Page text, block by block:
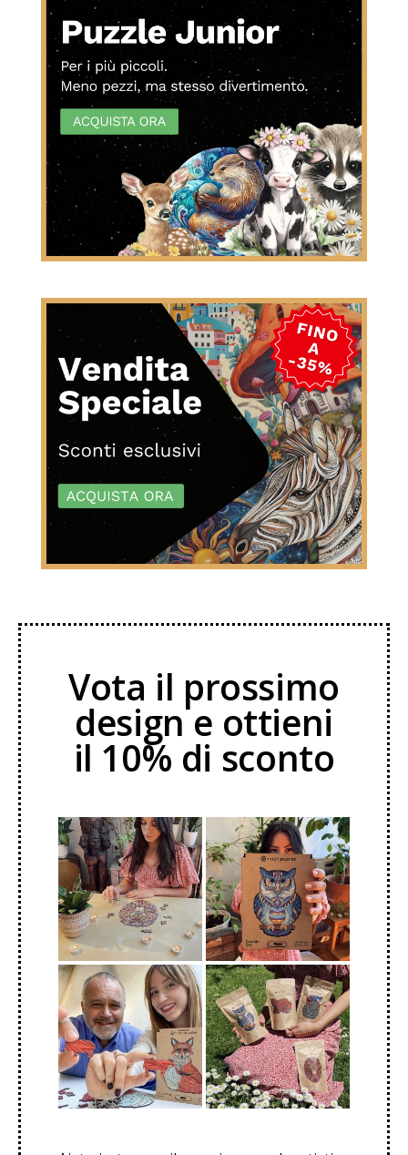
Vota il prossimo
design e ottieni
il 10% di sconto
BIM15BAM Copia codice